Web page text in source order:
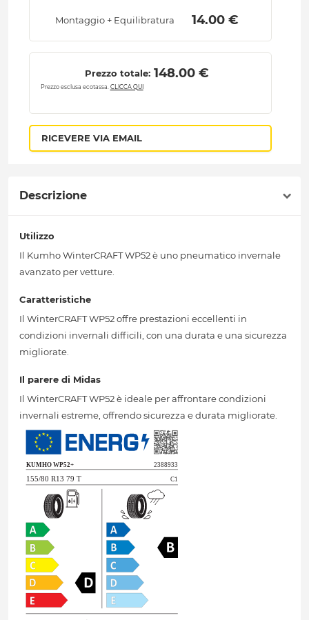
Montaggio + Equilibratura 14.00 €
Prezzo totale: 148.00 €
Prezzo esclusa ecotassa. CLICCA QUI
RICEVERE VIA EMAIL
Descrizione
Utilizzo
Il Kumho WinterCRAFT WP52 è uno pneumatico invernale
avanzato per vetture.
Caratteristiche
Il WinterCRAFT WP52 offre prestazioni eccellenti in
condizioni invernali difficili, con una durata e una sicurezza
migliorate.
Il parere di Midas
Il WinterCRAFT WP52 è ideale per affrontare condizioni
invernali estreme, offrendo sicurezza e durata migliorate.